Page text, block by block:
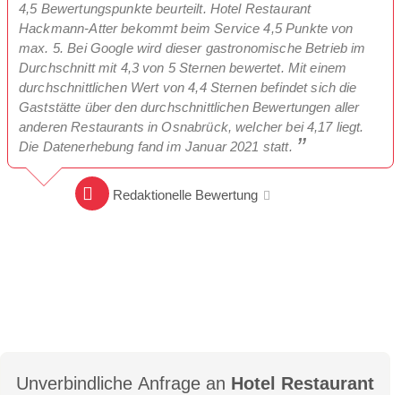
4,5 Bewertungspunkte beurteilt. Hotel Restaurant
Hackmann-Atter bekommt beim Service 4,5 Punkte von
max. 5. Bei Google wird dieser gastronomische Betrieb im
Durchschnitt mit 4,3 von 5 Sternen bewertet. Mit einem
durchschnittlichen Wert von 4,4 Sternen befindet sich die
Gaststätte über den durchschnittlichen Bewertungen aller
anderen Restaurants in Osnabrück, welcher bei 4,17 liegt.
Die Datenerhebung fand im Januar 2021 statt.
Redaktionelle Bewertung
Unverbindliche Anfrage an Hotel Restaurant